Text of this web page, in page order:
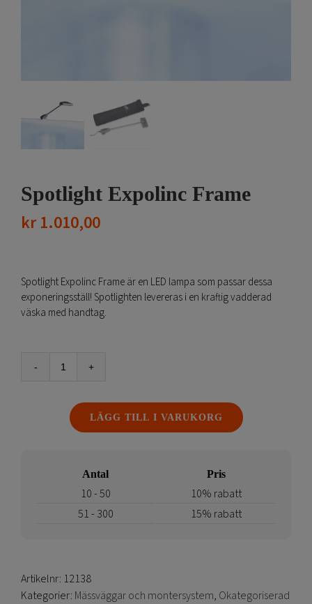
Spotlight Expolinc Frame
kr1.010,00
Spotlight Expolinc Frame är en LED lampa som passar dessa
exponeringsställ! Spotlighten levereras i en kraftig vadderad
väska med handtag.
Spotlight
Frame
mängdLÄGG TILL I VARUKORG
Antal Pris
10 - 50
10% rabatt
51 - 300
15% rabatt
Artikelnr: 12138
Kategorier: Mässväggar och montersystem, Okategoriserad